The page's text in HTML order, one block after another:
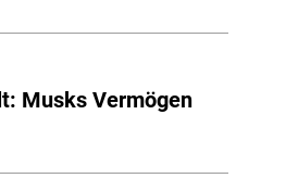
Musks Vermögen